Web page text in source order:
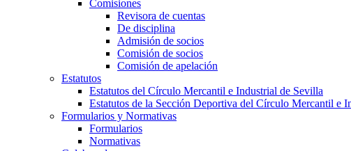
Comisiones
Revisora de cuentas
De disciplina
Admisión de socios
Comisión de socios
Comisión de apelación
Estatutos
Estatutos del Círculo Mercantil e Industrial de Sevilla
Estatutos de la Sección Deportiva del Círculo Mercantil e
Formularios y Normativas
Formularios
Normativas